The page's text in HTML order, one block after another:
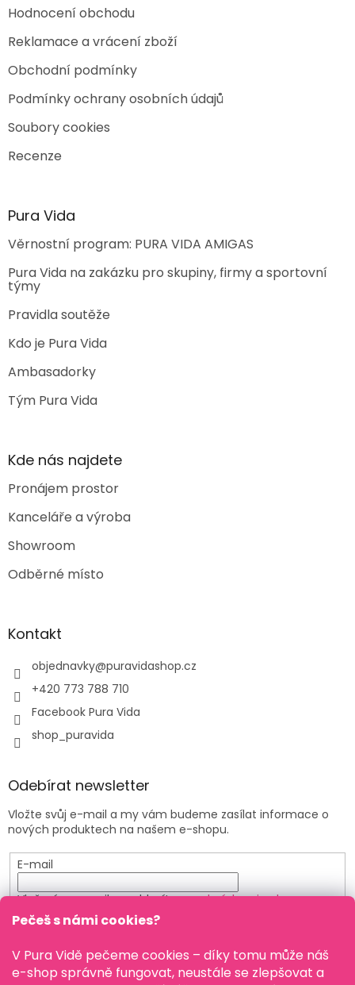
Pečeš s námi cookies?
V Pura Vidě pečeme cookies – díky tomu může náš
e-shop správně fungovat, neustále se zlepšovat a
Hodnocení obchodu
Reklamace a vrácení zboží
Obchodní podmínky
Podmínky ochrany osobních údajů
Soubory cookies
Recenze
Pura Vida
Věrnostní program: PURA VIDA AMIGAS
Pura Vida na zakázku pro skupiny, firmy a sportovní
týmy
Pravidla soutěže
Kdo je Pura Vida
Ambasadorky
Tým Pura Vida
Kde nás najdete
Pronájem prostor
Kanceláře a výroba
Showroom
Odběrné místo
Kontakt
objednavky@puravidashop.cz
+420 773 788 710
Facebook Pura Vida
shop_puravida
Odebírat newsletter
Vložte svůj e-mail a my vám budeme zasílat informace o
nových produktech na našem e-shopu.
E-mail
Vložením e-mailu souhlasíte spodmínkami ochrany
osobních údajů
PŘIHLÁSIT SE